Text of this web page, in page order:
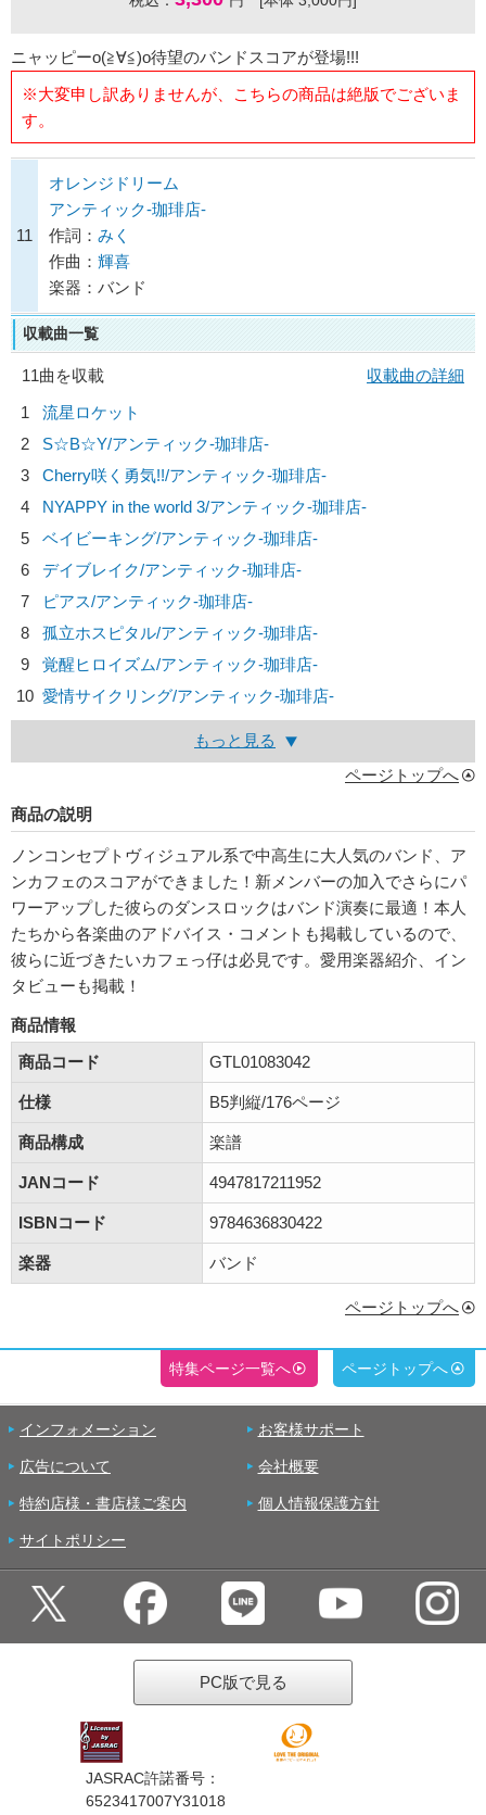
ニャッピーo(≧∀≦)o待望のバンドスコアが登場!!!
※大変申し訳ありませんが、こちらの商品は絶版でございま
す。
11
オレンジドリーム
アンティック-珈琲店-
作詞： みく
作曲： 輝喜
楽器：バンド
収載曲一覧
11曲を収載
収載曲の詳細
1
流星ロケット
2
S☆B☆Y/アンティック-珈琲店-
3
Cherry咲く勇気!!/アンティック-珈琲店-
4
NYAPPY in the world 3/アンティック-珈琲店-
5
ベイビーキング/アンティック-珈琲店-
6
デイブレイク/アンティック-珈琲店-
7
ピアス/アンティック-珈琲店-
8
孤立ホスピタル/アンティック-珈琲店-
9
覚醒ヒロイズム/アンティック-珈琲店-
10 愛情サイクリング/アンティック-珈琲店-
もっと見る
ページトップへ
商品の説明
ノンコンセプトヴィジュアル系で中高生に大人気のバンド、ア
ンカフェのスコアができました！新メンバーの加入でさらにパ
ワーアップした彼らのダンスロックはバンド演奏に最適！本人
たちから各楽曲のアドバイス・コメントも掲載しているので、
彼らに近づきたいカフェっ仔は必見です。愛用楽器紹介、イン
タビューも掲載！
商品情報
商品コード
GTL01083042
仕様 B5判縦/176ページ
商品構成 楽譜
JANコード 4947817211952
ISBNコード 9784636830422
楽器 バンド
ページトップへ
特集ページ一覧へ ページトップへ
インフォメーション お客様サポート
広告について 会社概要
特約店様・書店様ご案内 個人情報保護方針
サイトポリシー
PC版で見る
JASRAC許諾番号：
6523417007Y31018